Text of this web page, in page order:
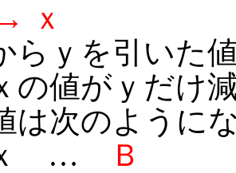
ｘ
ｙを引いた
の値がｙだけ
は次のように
…
Ｂ